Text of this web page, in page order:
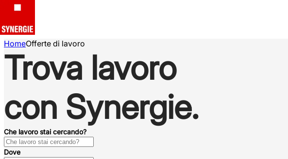
HomeOfferte di lavoro
Trova lavoro
con Synergie.
Che lavoro stai cercando?
Dove